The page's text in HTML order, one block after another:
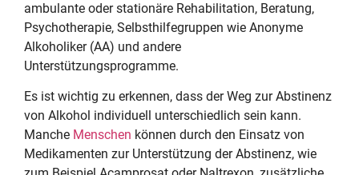
ambulante oder stationäre Rehabilitation, Beratung,
Psychotherapie, Selbsthilfegruppen wie Anonyme
Alkoholiker (AA) und andere
Unterstützungsprogramme.
Es ist wichtig zu erkennen, dass der Weg zur Abstinenz
von Alkohol individuell unterschiedlich sein kann.
Manche Menschen können durch den Einsatz von
Medikamenten zur Unterstützung der Abstinenz, wie